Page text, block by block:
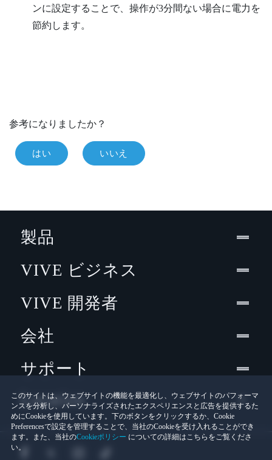
ンに設定することで、操作が3分間ない場合に電力を
節約します。
参考になりましたか？
はい いいえ
このサイトは、ウェブサイトの機能を最適化し、ウェブサイトのパフォーマ
ンスを分析し、パーソナライズされたエクスペリエンスと広告を提供するた
めにCookieを使用しています。下のボタンをクリックするか、Cookie
Preferencesで設定を管理することで、当社のCookieを受け入れることができ
ます。また、当社のCookieポリシー についての詳細はこちらをご覧くださ
い。
製品
VIVE ビジネス
VIVE 開発者
会社
サポート
Location